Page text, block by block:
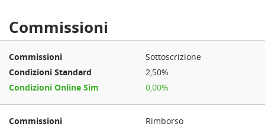
Commissioni
Sottoscrizione
2,50%
0,00%
Rimborso